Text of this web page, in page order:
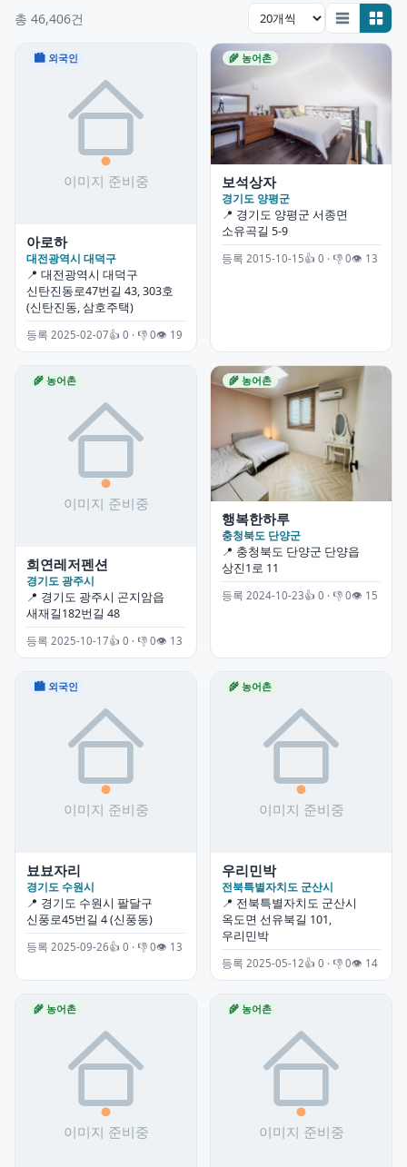
총 46,406건
🏙 외국인
아로하
대전광역시 대덕구
📍 대전광역시 대덕구
신탄진동로47번길 43, 303호
(신탄진동, 삼호주택)
등록 2025-02-07👍 0 · 👎 0👁 19
🌾 농어촌
보석상자
경기도 양평군
📍 경기도 양평군 서종면
소유곡길 5-9
등록 2015-10-15👍 0 · 👎 0👁 13
🌾 농어촌
희연레저펜션
경기도 광주시
📍 경기도 광주시 곤지암읍
새재길182번길 48
등록 2025-10-17👍 0 · 👎 0👁 13
🌾 농어촌
행복한하루
충청북도 단양군
📍 충청북도 단양군 단양읍
상진1로 11
등록 2024-10-23👍 0 · 👎 0👁 15
🏙 외국인
뵤뵤자리
경기도 수원시
📍 경기도 수원시 팔달구
신풍로45번길 4 (신풍동)
등록 2025-09-26👍 0 · 👎 0👁 13
🌾 농어촌
우리민박
전북특별자치도 군산시
📍 전북특별자치도 군산시
옥도면 선유북길 101,
우리민박
등록 2025-05-12👍 0 · 👎 0👁 14
🌾 농어촌 🌾 농어촌